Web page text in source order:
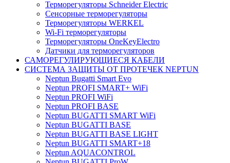
Терморегуляторы Schneider Electric
Сенсорные терморегуляторы
Терморегуляторы WERKEL
Wi-Fi терморегуляторы
Терморегуляторы OneKeyElectro
Датчики для терморегуляторов
САМОРЕГУЛИРУЮЩИЕСЯ КАБЕЛИ
СИСТЕМА ЗАЩИТЫ ОТ ПРОТЕЧЕК NEPTUN
Neptun Bugatti Smart Evo
Neptun PROFI SMART+ WiFi
Neptun PROFI WiFi
Neptun PROFI BASE
Neptun BUGATTI SMART WiFi
Neptun BUGATTI BASE
Neptun BUGATTI BASE LIGHT
Neptun BUGATTI SMART+18
Neptun AQUACONTROL